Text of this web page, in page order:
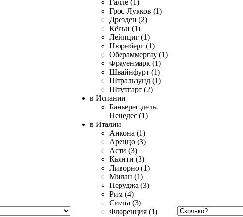
Галле (1)
Грос-Лукков (1)
Дрезден (2)
Кёльн (1)
Лейпциг (1)
Нюрнберг (1)
Обераммергау (1)
Фрауенмарк (1)
Швайнфурт (1)
Штральзунд (1)
Штутгарт (2)
в Испании
Баньерес-дель-
Пенедес (1)
в Италии
Анкона (1)
Ареццо (3)
Асти (3)
Кьянти (3)
Ливорно (1)
Милан (1)
Перуджа (3)
Рим (4)
Сиена (3)
Флоренция (1)